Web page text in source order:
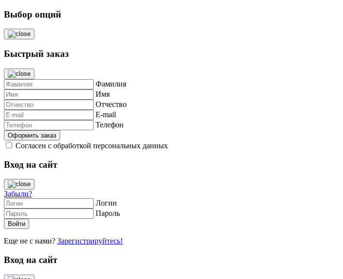
Выбор опций
Быстрый заказ
Фамилия
Имя
Отчество
E-mail
Телефон
Согласен с обработкой персональных данных
Вход на сайт
Забыли?
Логин
Пароль
Еще не с нами? Зарегистрируйтесь!
Вход на сайт